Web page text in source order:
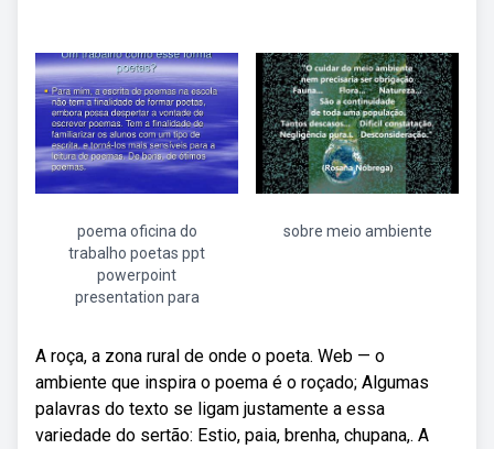
poema oficina do
trabalho poetas ppt
powerpoint
presentation para
sobre meio ambiente
A roça, a zona rural de onde o poeta. Web — o
ambiente que inspira o poema é o roçado; Algumas
palavras do texto se ligam justamente a essa
variedade do sertão: Estio, paia, brenha, chupana,. A